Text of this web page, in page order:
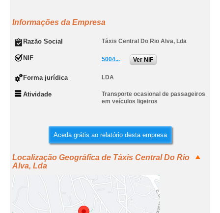
Informações da Empresa
Razão Social Táxis Central Do Rio Alva, Lda
NIF 5004... Ver NIF
Forma jurídica LDA
Atividade
Transporte ocasional de passageiros
em veículos ligeiros
Aceda grátis ao relatório desta empresa
Localização Geográfica de Táxis Central Do Rio
Alva, Lda